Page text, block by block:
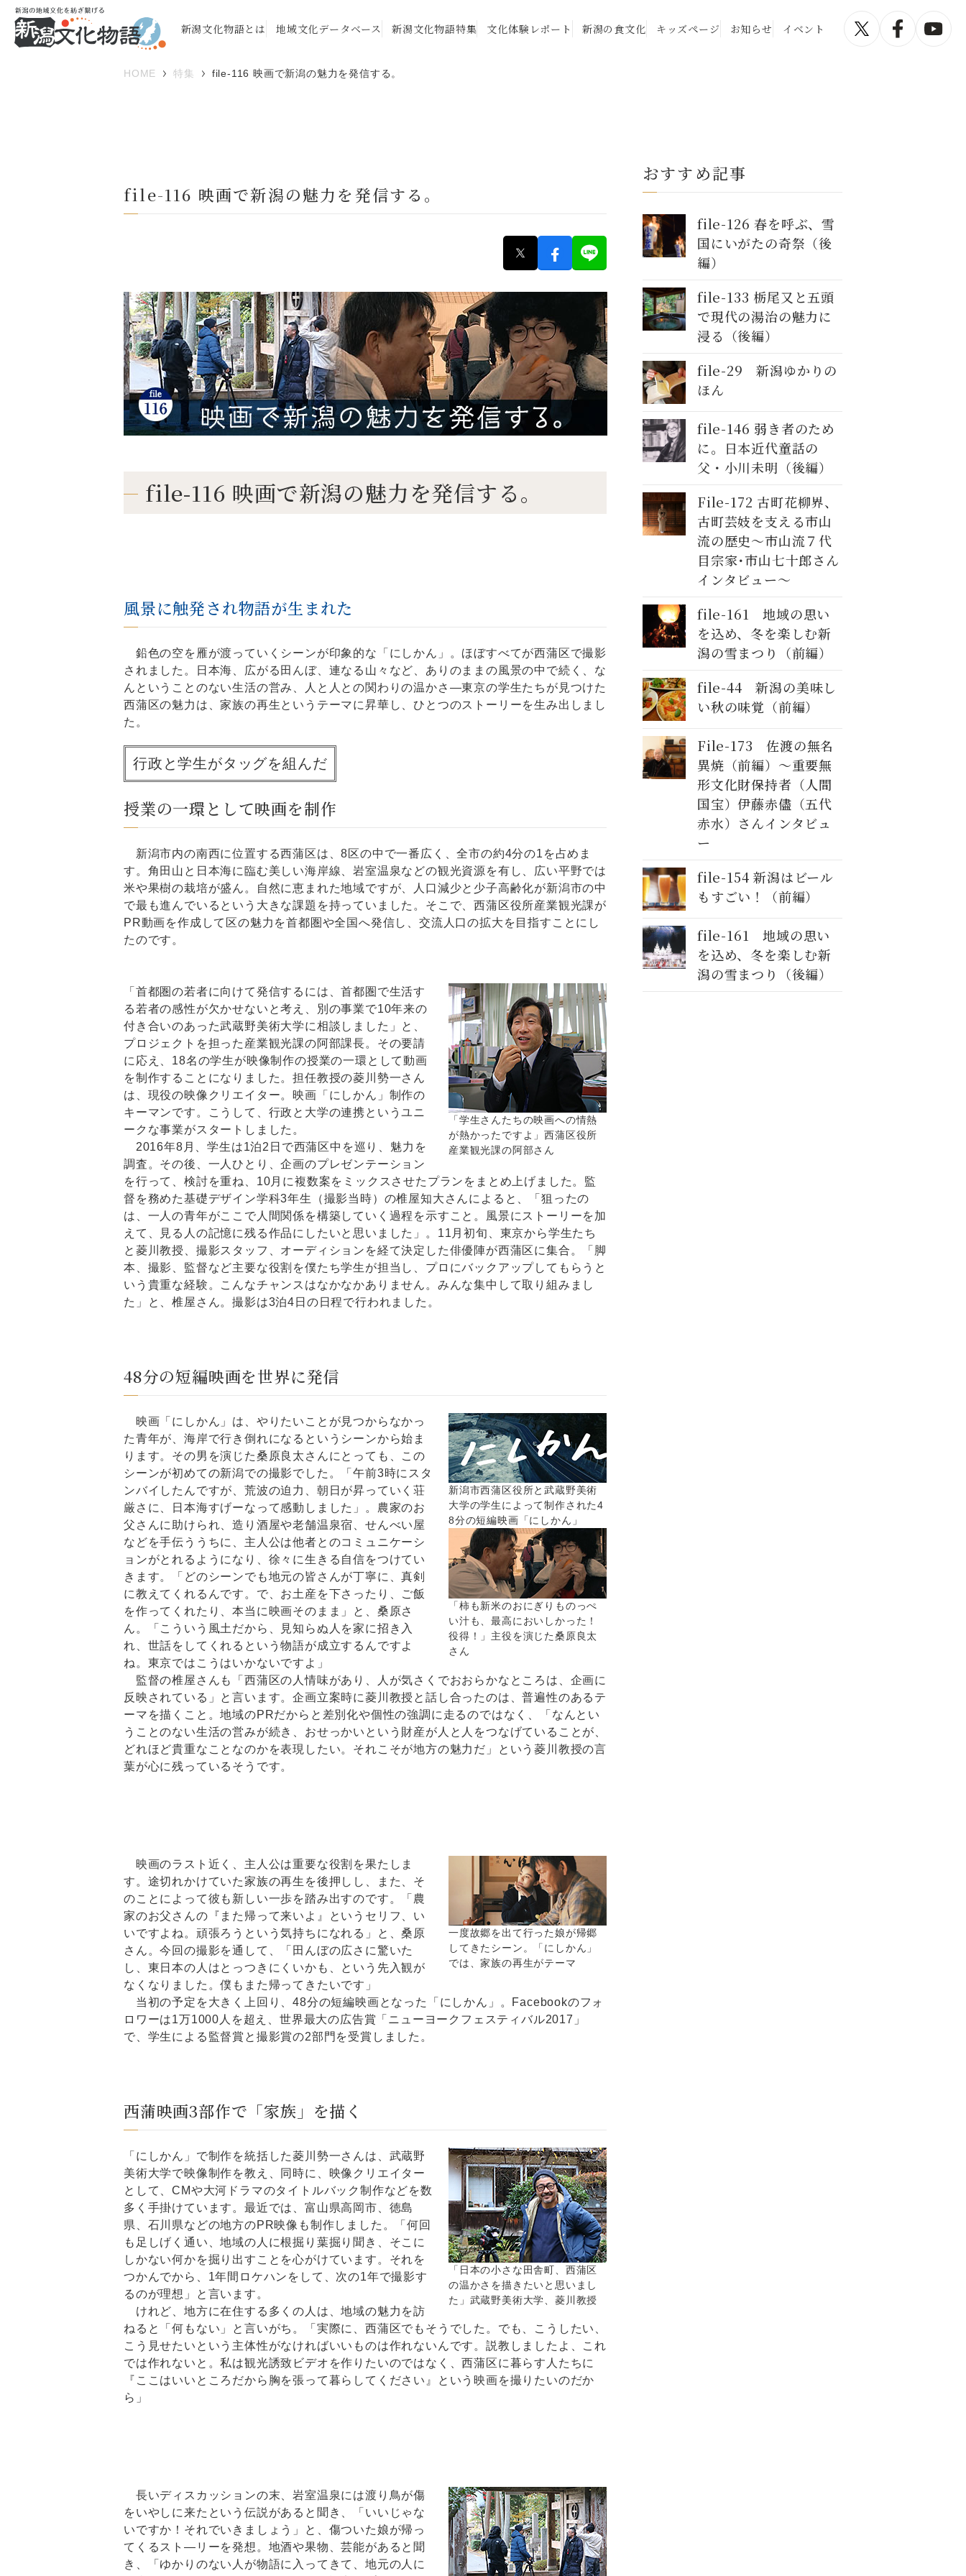
新潟文化物語とは 地域文化データベース 新潟文化物語特集 文化体験レポート 新潟の食文化 キッズページ お知らせ イベント
HOME 特集 file-116 映画で新潟の魅力を発信する。
file-116 映画で新潟の魅力を発信する。
file-116 映画で新潟の魅力を発信する。
風景に触発され物語が生まれた
鉛色の空を雁が渡っていくシーンが印象的な「にしかん」。ほぼすべてが西蒲区で撮影
されました。日本海、広がる田んぼ、連なる山々など、ありのままの風景の中で続く、な
んということのない生活の営み、人と人との関わりの温かさ―東京の学生たちが見つけた
西蒲区の魅力は、家族の再生というテーマに昇華し、ひとつのストーリーを生み出しまし
た。
行政と学生がタッグを組んだ
授業の一環として映画を制作
新潟市内の南西に位置する西蒲区は、8区の中で一番広く、全市の約4分の1を占めま
す。角田山と日本海に臨む美しい海岸線、岩室温泉などの観光資源を有し、広い平野では
米や果樹の栽培が盛ん。自然に恵まれた地域ですが、人口減少と少子高齢化が新潟市の中
で最も進んでいるという大きな課題を持っていました。そこで、西蒲区役所産業観光課が
PR動画を作成して区の魅力を首都圏や全国へ発信し、交流人口の拡大を目指すことにし
たのです。
「学生さんたちの映画への情熱
が熱かったですよ」西蒲区役所
産業観光課の阿部さん
「首都圏の若者に向けて発信するには、首都圏で生活す
る若者の感性が欠かせないと考え、別の事業で10年来の
付き合いのあった武蔵野美術大学に相談しました」と、
プロジェクトを担った産業観光課の阿部課長。その要請
に応え、18名の学生が映像制作の授業の一環として動画
を制作することになりました。担任教授の菱川勢一さん
は、現役の映像クリエイター。映画「にしかん」制作の
キーマンです。こうして、行政と大学の連携というユニ
ークな事業がスタートしました。
2016年8月、学生は1泊2日で西蒲区中を巡り、魅力を
調査。その後、一人ひとり、企画のプレゼンテーション
を行って、検討を重ね、10月に複数案をミックスさせたプランをまとめ上げました。監
督を務めた基礎デザイン学科3年生（撮影当時）の椎屋知大さんによると、「狙ったの
は、一人の青年がここで人間関係を構築していく過程を示すこと。風景にストーリーを加
えて、見る人の記憶に残る作品にしたいと思いました」。11月初旬、東京から学生たち
と菱川教授、撮影スタッフ、オーディションを経て決定した俳優陣が西蒲区に集合。「脚
本、撮影、監督など主要な役割を僕たち学生が担当し、プロにバックアップしてもらうと
いう貴重な経験。こんなチャンスはなかなかありません。みんな集中して取り組みまし
た」と、椎屋さん。撮影は3泊4日の日程で行われました。
48分の短編映画を世界に発信
新潟市西蒲区役所と武蔵野美術
大学の学生によって制作された4
8分の短編映画「にしかん」
「柿も新米のおにぎりものっぺ
い汁も、最高においしかった！
役得！」主役を演じた桑原良太
さん
映画「にしかん」は、やりたいことが見つからなかっ
た青年が、海岸で行き倒れになるというシーンから始ま
ります。その男を演じた桑原良太さんにとっても、この
シーンが初めての新潟での撮影でした。「午前3時にスタ
ンバイしたんですが、荒波の迫力、朝日が昇っていく荘
厳さに、日本海すげーなって感動しました」。農家のお
父さんに助けられ、造り酒屋や老舗温泉宿、せんべい屋
などを手伝ううちに、主人公は他者とのコミュニケーシ
ョンがとれるようになり、徐々に生きる自信をつけてい
きます。「どのシーンでも地元の皆さんが丁寧に、真剣
に教えてくれるんです。で、お土産を下さったり、ご飯
を作ってくれたり、本当に映画そのまま」と、桑原さ
ん。「こういう風土だから、見知らぬ人を家に招き入
れ、世話をしてくれるという物語が成立するんですよ
ね。東京ではこうはいかないですよ」
監督の椎屋さんも「西蒲区の人情味があり、人が気さくでおおらかなところは、企画に
反映されている」と言います。企画立案時に菱川教授と話し合ったのは、普遍性のあるテ
ーマを描くこと。地域のPRだからと差別化や個性の強調に走るのではなく、「なんとい
うことのない生活の営みが続き、おせっかいという財産が人と人をつなげていることが、
どれほど貴重なことなのかを表現したい。それこそが地方の魅力だ」という菱川教授の言
葉が心に残っているそうです。
一度故郷を出て行った娘が帰郷
してきたシーン。「にしかん」
では、家族の再生がテーマ
映画のラスト近く、主人公は重要な役割を果たしま
す。途切れかけていた家族の再生を後押しし、また、そ
のことによって彼も新しい一歩を踏み出すのです。「農
家のお父さんの『また帰って来いよ』というセリフ、い
いですよね。頑張ろうという気持ちになれる」と、桑原
さん。今回の撮影を通して、「田んぼの広さに驚いた
し、東日本の人はとっつきにくいかも、という先入観が
なくなりました。僕もまた帰ってきたいです」
当初の予定を大きく上回り、48分の短編映画となった「にしかん」。Facebookのフォ
ロワーは1万1000人を超え、世界最大の広告賞「ニューヨークフェスティバル2017」
で、学生による監督賞と撮影賞の2部門を受賞しました。
西蒲映画3部作で「家族」を描く
「日本の小さな田舎町、西蒲区
の温かさを描きたいと思いまし
た」武蔵野美術大学、菱川教授
「にしかん」で制作を統括した菱川勢一さんは、武蔵野
美術大学で映像制作を教え、同時に、映像クリエイター
として、CMや大河ドラマのタイトルバック制作などを数
多く手掛けています。最近では、富山県高岡市、徳島
県、石川県などの地方のPR映像も制作しました。「何回
も足しげく通い、地域の人に根掘り葉掘り聞き、そこに
しかない何かを掘り出すことを心がけています。それを
つかんでから、1年間ロケハンをして、次の1年で撮影す
るのが理想」と言います。
けれど、地方に在住する多くの人は、地域の魅力を訪
ねると「何もない」と言いがち。「実際に、西蒲区でもそうでした。でも、こうしたい、
こう見せたいという主体性がなければいいものは作れないんです。説教しましたよ、これ
では作れないと。私は観光誘致ビデオを作りたいのではなく、西蒲区に暮らす人たちに
『ここはいいところだから胸を張って暮らしてください』という映画を撮りたいのだか
ら」
長いディスカッションの末、岩室温泉には渡り鳥が傷
をいやしに来たという伝説があると聞き、「いいじゃな
いですか！それでいきましょう」と、傷ついた娘が帰っ
てくるスト―リーを発想。地酒や果物、芸能があると聞
き、「ゆかりのない人が物語に入ってきて、地元の人に
おすすめ記事
file-126 春を呼ぶ、雪
国にいがたの奇祭（後
編）
file-133 栃尾又と五頭
で現代の湯治の魅力に
浸る（後編）
file-29 新潟ゆかりの
ほん
file-146 弱き者のため
に。日本近代童話の
父・小川未明（後編）
File-172 古町花柳界、
古町芸妓を支える市山
流の歴史～市山流７代
目宗家･市山七十郎さん
インタビュー～
file-161 地域の思い
を込め、冬を楽しむ新
潟の雪まつり（前編）
file-44 新潟の美味し
い秋の味覚（前編）
File-173 佐渡の無名
異焼（前編）〜重要無
形文化財保持者（人間
国宝）伊藤赤儘（五代
赤水）さんインタビュ
ー
file-154 新潟はビール
もすごい！（前編）
file-161 地域の思い
を込め、冬を楽しむ新
潟の雪まつり（後編）